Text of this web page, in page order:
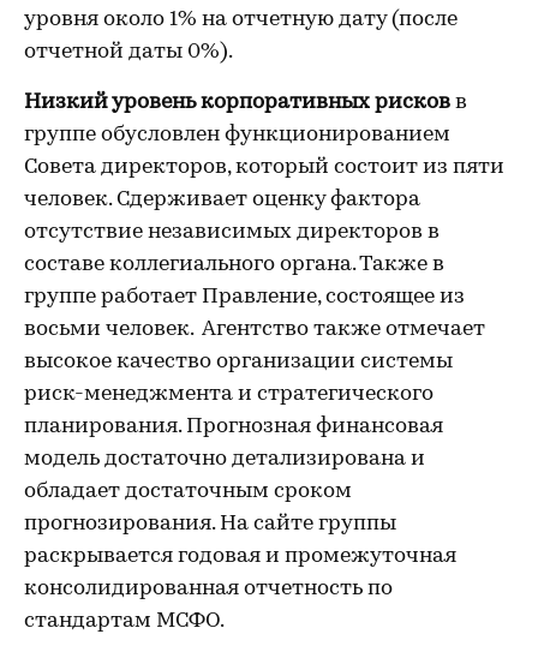
уровня около 1% на отчетную дату (после
отчетной даты 0%).
Низкий уровень корпоративных рисков в
группе обусловлен функционированием
Совета директоров, который состоит из пяти
человек. Сдерживает оценку фактора
отсутствие независимых директоров в
составе коллегиального органа. Также в
группе работает Правление, состоящее из
восьми человек. Агентство также отмечает
высокое качество организации системы
риск-менеджмента и стратегического
планирования. Прогнозная финансовая
модель достаточно детализирована и
обладает достаточным сроком
прогнозирования. На сайте группы
раскрывается годовая и промежуточная
консолидированная отчетность по
стандартам МСФО.